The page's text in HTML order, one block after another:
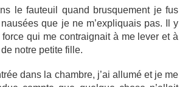
le fauteuil quand brusquement je fus
que je ne m’expliquais pas. Il y
qui me contraignait à me lever et à
notre petite fille.
dans la chambre, j’ai allumé et je me